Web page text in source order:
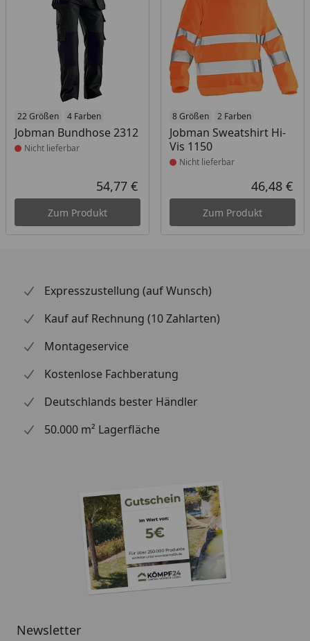
22 Größen 4 Farben
Jobman Bundhose 2312
Produkt nicht lieferbar
Nicht lieferbar
Aktueller Preis
54,77 €
Zum Produkt
8 Größen 2 Farben
Jobman Sweatshirt Hi-
Vis 1150
Produkt nicht lieferbar
Nicht lieferbar
46,48 €
Zum Produkt
Expresszustellung (auf Wunsch)
Kauf auf Rechnung (10 Zahlarten)
Montageservice
Kostenlose Fachberatung
Deutschlands bester Händler
50.000 m² Lagerfläche
Newsletter